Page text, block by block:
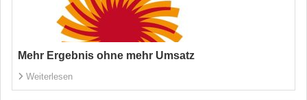
Mehr Ergebnis ohne mehr Umsatz
Weiterlesen